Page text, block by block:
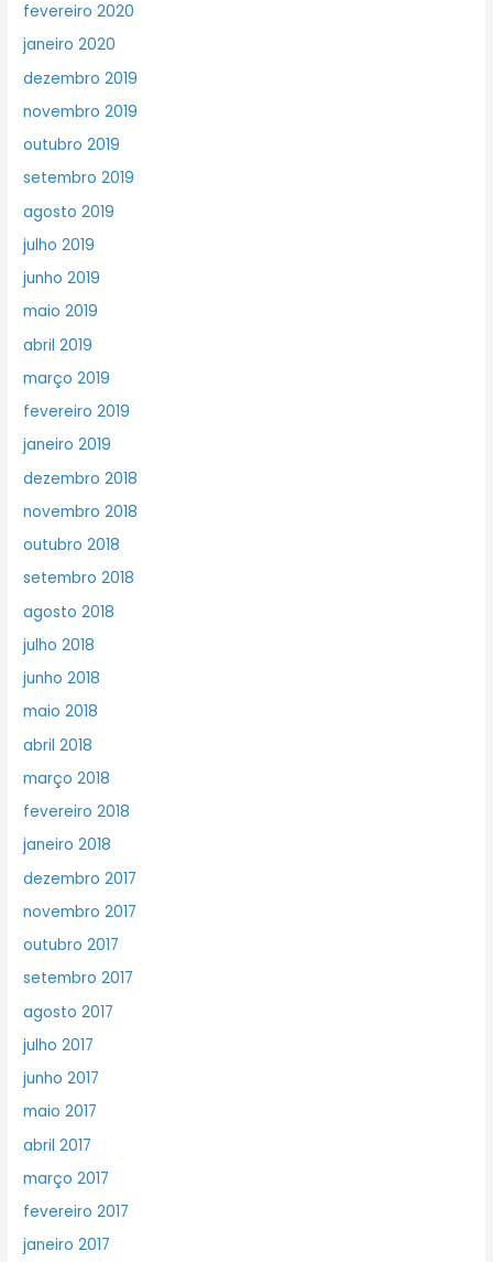
fevereiro 2020
janeiro 2020
dezembro 2019
novembro 2019
outubro 2019
setembro 2019
agosto 2019
julho 2019
junho 2019
maio 2019
abril 2019
março 2019
fevereiro 2019
janeiro 2019
dezembro 2018
novembro 2018
outubro 2018
setembro 2018
agosto 2018
julho 2018
junho 2018
maio 2018
abril 2018
março 2018
fevereiro 2018
janeiro 2018
dezembro 2017
novembro 2017
outubro 2017
setembro 2017
agosto 2017
julho 2017
junho 2017
maio 2017
abril 2017
março 2017
fevereiro 2017
janeiro 2017